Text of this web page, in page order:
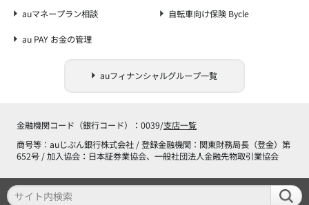
auマネープラン相談 自転車向け保険 Bycle
au PAY お金の管理
auフィナンシャルグループ一覧
金融機関コード（銀行コード）：0039/支店一覧
商号等：auじぶん銀行株式会社 / 登録金融機関：関東財務局長（登金）第
652号 / 加入協会：日本証券業協会、一般社団法人金融先物取引業協会